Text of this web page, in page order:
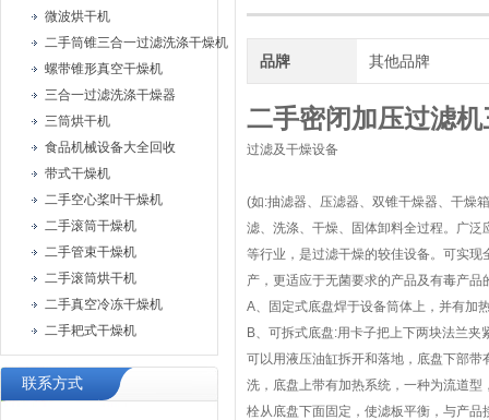
微波烘干机
二手筒锥三合一过滤洗涤干燥机
螺带锥形真空干燥机
三合一过滤洗涤干燥器
三筒烘干机
食品机械设备大全回收
带式干燥机
二手空心桨叶干燥机
二手滚筒干燥机
二手管束干燥机
二手滚筒烘干机
二手真空冷冻干燥机
二手耙式干燥机
联系方式
品牌 其他品牌
二手密闭加压过滤
过滤及干燥设备
(如:抽滤器、压滤器、双锥干燥器、干燥
滤、洗涤、干燥、固体卸料全过程。广泛
等行业，是过滤干燥的较佳设备。可实现
产，更适应于无菌要求的产品及有毒产品
A、固定式底盘焊于设备筒体上，并有加
B、可拆式底盘:用卡子把上下两块法兰夹
可以用液压油缸拆开和落地，底盘下部带
洗，底盘上带有加热系统，一种为流道型
栓从底盘下面固定，使滤板平衡，与产品